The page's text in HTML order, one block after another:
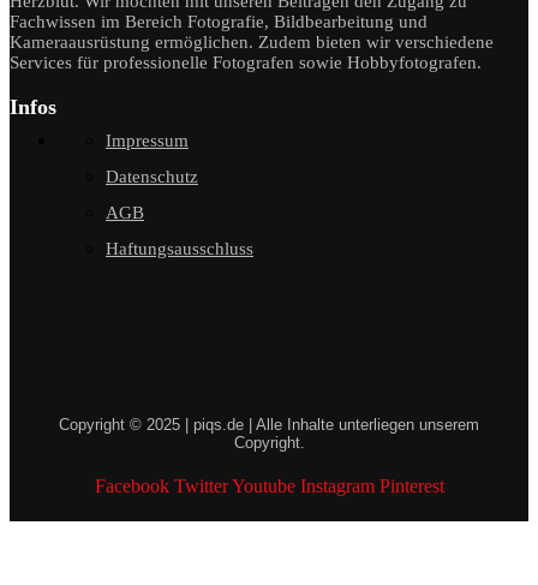
Fachwissen im Bereich Fotografie, Bildbearbeitung und
Kameraausrüstung ermöglichen. Zudem bieten wir verschiedene
Services für professionelle Fotografen sowie Hobbyfotografen.
Infos
Impressum
Datenschutz
AGB
Haftungsausschluss
Copyright © 2025 | piqs.de | Alle Inhalte unterliegen unserem
Copyright.
Facebook Twitter Youtube Instagram Pinterest